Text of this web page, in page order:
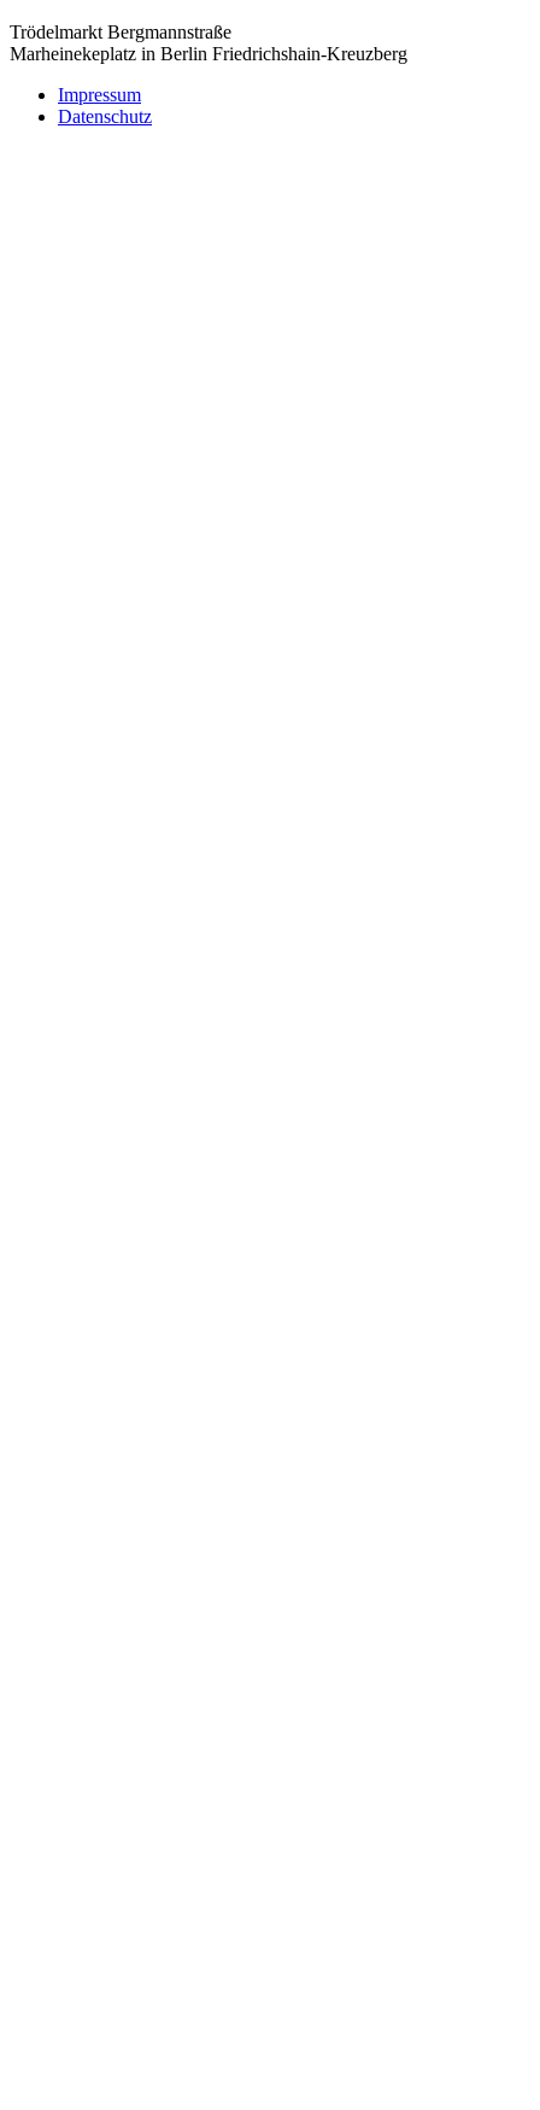
Trödelmarkt Bergmannstraße
Marheinekeplatz in Berlin Friedrichshain-Kreuzberg
Impressum
Datenschutz